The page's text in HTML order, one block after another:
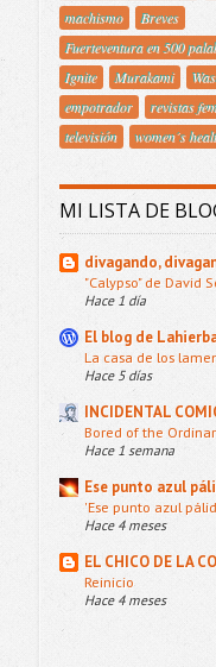
machismo
Breves
Fuerteventura en 500
Ignite
Murakami
empotrador
revistas
televisión
women´s
MI LISTA DE
divagando,
"Calypso" de David
Hace 1 día
El blog de
La casa de los
Hace 5 días
INCIDENTAL
Bored of the
Hace 1 semana
Ese punto azul
'Ese punto azul
Hace 4 meses
EL CHICO DE LA
Reinicio
Hace 4 meses